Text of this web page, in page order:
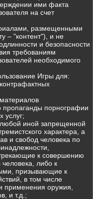
ими факта
на счет
размещенными
– "контент"), и не
и безопасности
требованиям
необходимого
Игры для:
пропаганды порнографии
услуг;
иной запрещенной
характера, а
и свобод человека по
к совершению
либо к
призывающие к
в том числе
применения оружия,
и т.д.;